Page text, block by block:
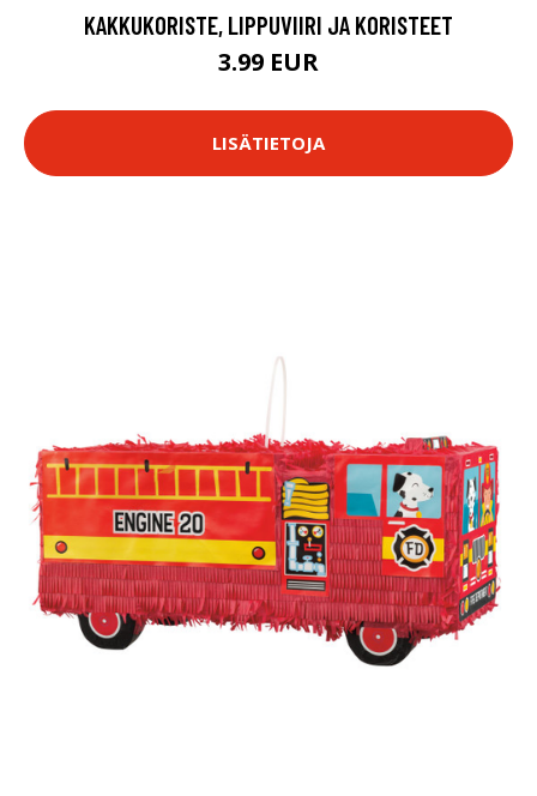
KAKKUKORISTE, LIPPUVIIRI JA KORISTEET
3.99 EUR
LISÄTIETOJA